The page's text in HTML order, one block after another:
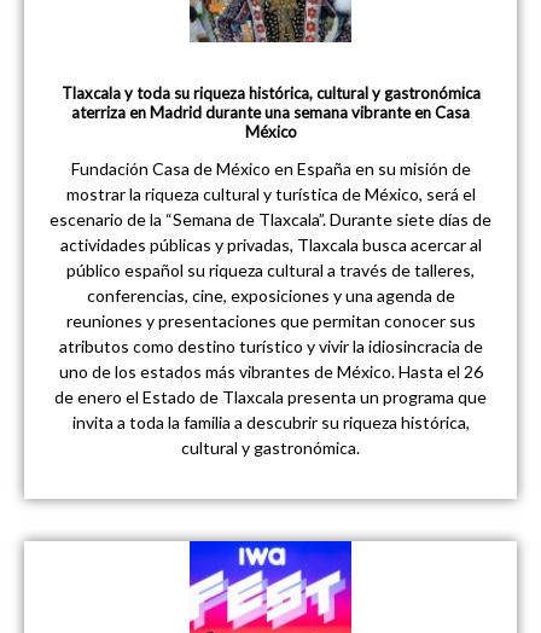
Tlaxcala y toda su riqueza histórica, cultural y gastronómica
aterriza en Madrid durante una semana vibrante en Casa
México
Fundación Casa de México en España en su misión de
mostrar la riqueza cultural y turística de México, será el
escenario de la “Semana de Tlaxcala”. Durante siete días de
actividades públicas y privadas, Tlaxcala busca acercar al
público español su riqueza cultural a través de talleres,
conferencias, cine, exposiciones y una agenda de
reuniones y presentaciones que permitan conocer sus
atributos como destino turístico y vivir la idiosincracia de
uno de los estados más vibrantes de México. Hasta el 26
de enero el Estado de Tlaxcala presenta un programa que
invita a toda la familia a descubrir su riqueza histórica,
cultural y gastronómica.